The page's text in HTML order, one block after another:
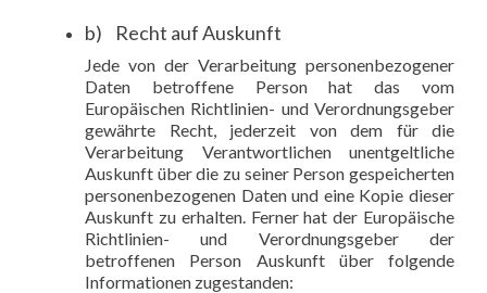
b) Recht auf Auskunft
Jede von der Verarbeitung personenbezogener
Daten betroffene Person hat das vom
Europäischen Richtlinien- und Verordnungsgeber
gewährte Recht, jederzeit von dem für die
Verarbeitung Verantwortlichen unentgeltliche
Auskunft über die zu seiner Person gespeicherten
personenbezogenen Daten und eine Kopie dieser
Auskunft zu erhalten. Ferner hat der Europäische
Richtlinien- und Verordnungsgeber der
betroffenen Person Auskunft über folgende
Informationen zugestanden: